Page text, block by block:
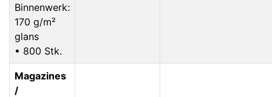
Binnenwerk:
170 g/m²
glans
• 800 Stk.
Magazines
/